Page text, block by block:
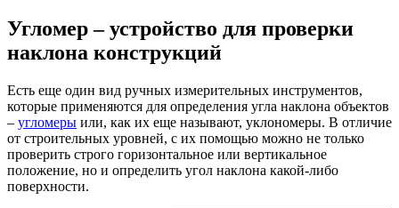
Угломер – устройство для проверки
наклона конструкций
Есть еще один вид ручных измерительных инструментов,
которые применяются для определения угла наклона объектов
– угломеры или, как их еще называют, уклономеры. В отличие
от строительных уровней, с их помощью можно не только
проверить строго горизонтальное или вертикальное
положение, но и определить угол наклона какой-либо
поверхности.